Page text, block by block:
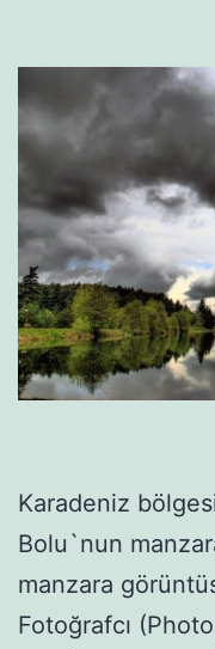
Karadeniz
Bolu`nun
manzara
Fotoğrafcı